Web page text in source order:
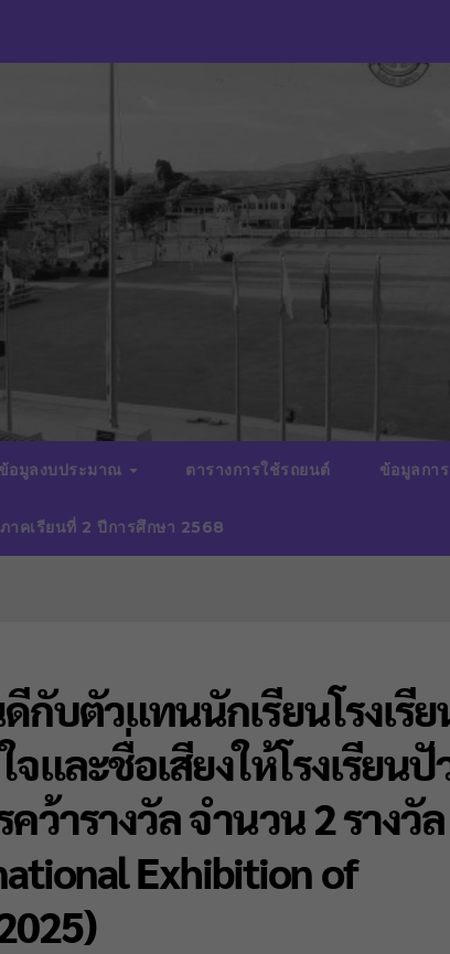
ข้อมูลงบประมาณ ตารางการใช้รถยนต์ ข้อมูลกา
าคเรียนที่ 2 ปีการศึกษา 2568
กับตัวแทนนักเรียนโรงเรี
และชื่อเสียงให้โรงเรียน
ว้ารางวัล จำนวน 2 รางวั
Exhibition of